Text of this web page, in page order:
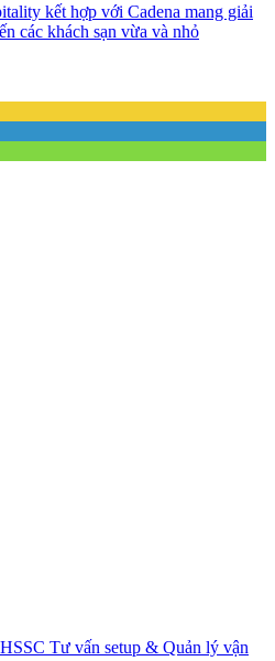
kết hợp với Cadena mang giải
các khách sạn vừa và nhỏ